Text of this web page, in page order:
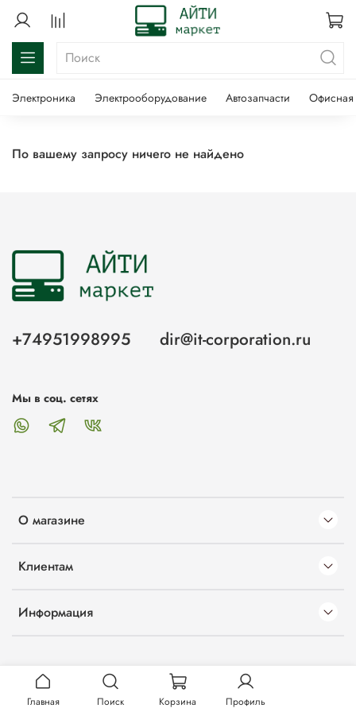
Электроника Электрооборудование Автозапчасти Офисная
По вашему запросу ничего не найдено
О магазине
Клиентам
Информация
+74951998995 dir@it-corporation.ru
Мы в соц. сетях
Главная Поиск Корзина Профиль